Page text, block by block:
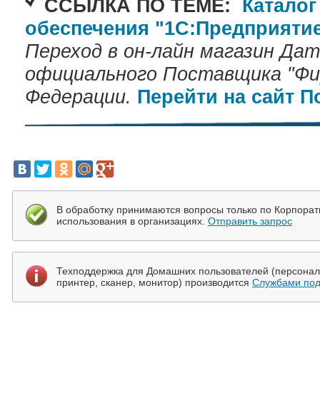
ССЫЛКА ПО ТЕМЕ:
обеспечения
Переход в он-лайн магазин
официального Поставщика
Федерации. Перейти на сайт
В обработку принимаются вопросы только по
использования в организациях. Отправить запрос
Техподдержка для Домашних пользователей
принтер, сканер, монитор) производится Службами